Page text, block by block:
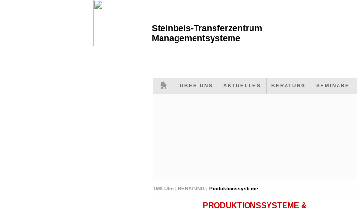
Steinbeis-Transferzentrum
Managementsysteme
ÜBER UNS AKTUELLES BERATUNG SEMINARE
TMS-Ulm | BERATUNG | Produktionssysteme
PRODUKTIONSSYSTEME &